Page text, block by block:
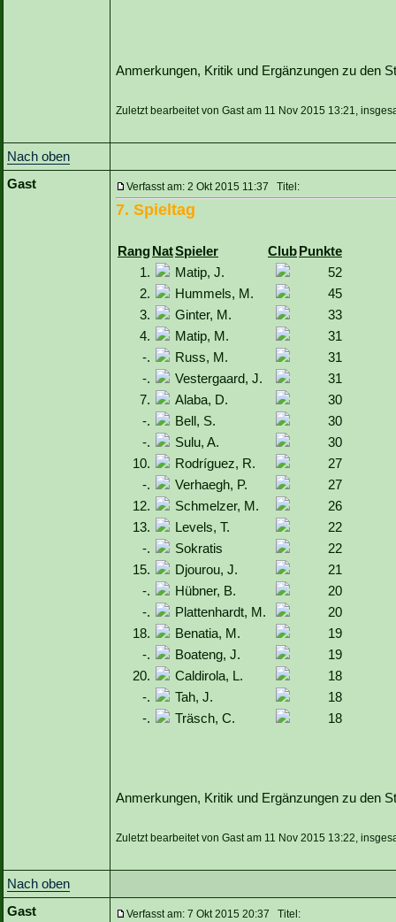
Anmerkungen, Kritik und Ergänzungen zu den
Zuletzt bearbeitet von Gast am 11 Nov 2015 13:21,
Nach oben
Gast
Verfasst am: 2 Okt 2015 11:37 Titel:
7. Spieltag
RangNatSpieler ClubPunkte
1.
Matip, J.
52
2.
Hummels, M.
45
3.
Ginter, M.
33
4.
Matip, M.
31
-.
Russ, M.
31
-.
Vestergaard, J.
31
7.
Alaba, D.
30
-.
Bell, S.
30
-.
Sulu, A.
30
10.
Rodríguez, R.
27
-.
Verhaegh, P.
27
12.
Schmelzer, M.
26
13.
Levels, T.
22
-.
Sokratis
22
15.
Djourou, J.
21
-.
Hübner, B.
20
-.
Plattenhardt, M.
20
18.
Benatia, M.
19
-.
Boateng, J.
19
20.
Caldirola, L.
18
-.
Tah, J.
18
-.
Träsch, C. 18
Anmerkungen, Kritik und Ergänzungen zu den
Zuletzt bearbeitet von Gast am 11 Nov 2015 13:22,
Nach oben
Gast
Verfasst am: 7 Okt 2015 20:37 Titel: